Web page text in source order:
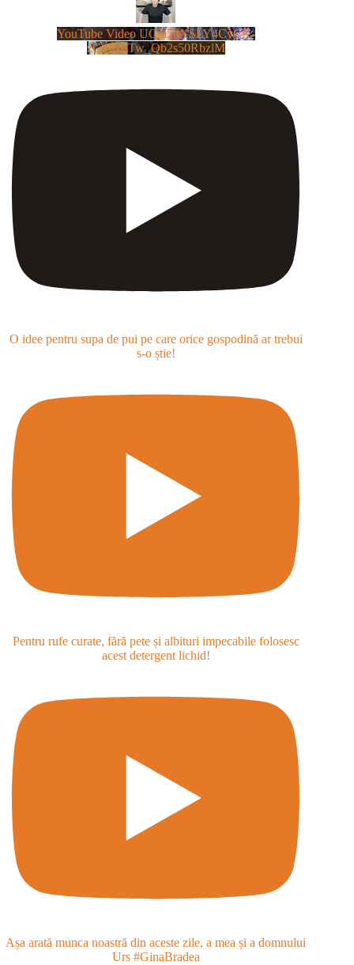
YouTube Video UCm5llXSLY4CyCX-
zC8XosTw_Qb2s50RbzlM
O idee pentru supa de pui pe care orice gospodină ar trebui
s-o știe!
Pentru rufe curate, fără pete și albituri impecabile folosesc
acest detergent lichid!
Așa arată munca noastră din aceste zile, a mea și a domnului
Urs #GinaBradea